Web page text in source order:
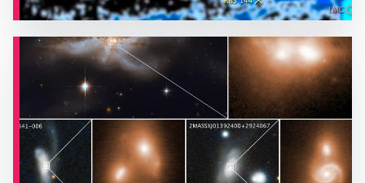
ASTRONOMIJA